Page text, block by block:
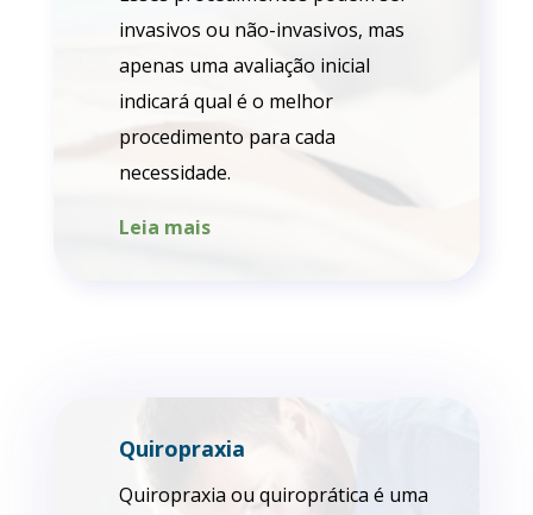
invasivos ou não-invasivos, mas
apenas uma avaliação inicial
indicará qual é o melhor
procedimento para cada
necessidade.
Leia mais
Quiropraxia
Quiropraxia ou quiroprática é uma